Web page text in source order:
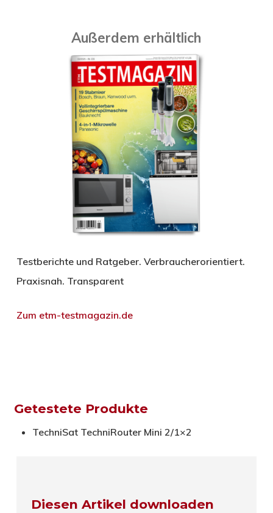
Außerdem erhältlich
Testberichte und Ratgeber. Verbraucherorientiert.
Praxisnah. Transparent
Zum etm-testmagazin.de
Getestete Produkte
TechniSat TechniRouter Mini 2/1×2
Diesen Artikel downloaden